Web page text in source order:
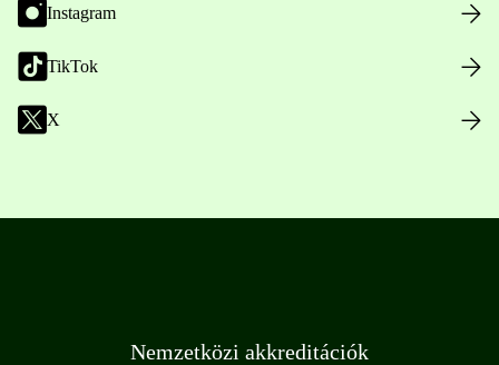
Instagram
TikTok
X
Nemzetközi akkreditációk